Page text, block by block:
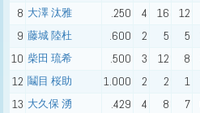
8 大澤 汰雅 .250 4 16 12
9 藤城 陸杜 .600 2 5 5
10 柴田 琉希 .500 3 12 8
12 鬮目 桜助 1.000 2 2 1
13 大久保 湧 .429 4 8 7